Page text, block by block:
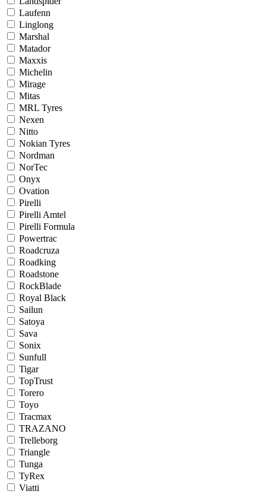
Laufenn
Linglong
Marshal
Matador
Maxxis
Michelin
Mirage
Mitas
MRL Tyres
Nexen
Nitto
Nokian Tyres
Nordman
NorTec
Onyx
Ovation
Pirelli
Pirelli Amtel
Pirelli Formula
Powertrac
Roadcruza
Roadking
Roadstone
RockBlade
Royal Black
Sailun
Satoya
Sava
Sonix
Sunfull
Tigar
TopTrust
Torero
Toyo
Tracmax
TRAZANO
Trelleborg
Triangle
Tunga
TyRex
Viatti